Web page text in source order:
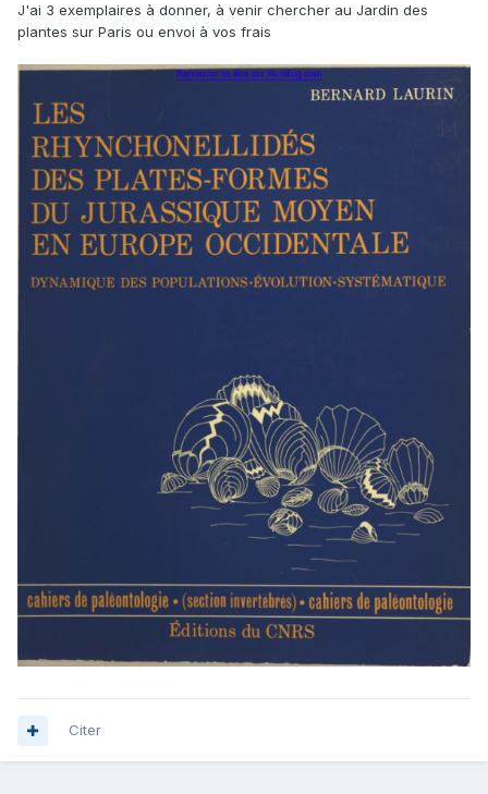
J'ai 3 exemplaires à donner, à venir chercher au Jardin des
plantes sur Paris ou envoi à vos frais
Citer